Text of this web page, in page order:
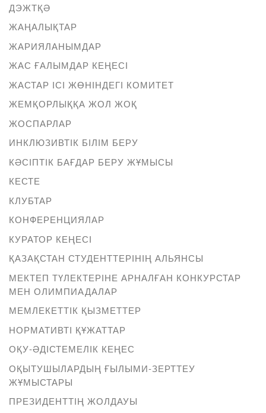
ДЭЖТҚӘ
ЖАҢАЛЫҚТАР
ЖАРИЯЛАНЫМДАР
ЖАС ҒАЛЫМДАР КЕҢЕСІ
ЖАСТАР ІСІ ЖӨНІНДЕГІ КОМИТЕТ
ЖЕМҚОРЛЫҚҚА ЖОЛ ЖОҚ
ЖОСПАРЛАР
ИНКЛЮЗИВТІК БІЛІМ БЕРУ
КӘСІПТІК БАҒДАР БЕРУ ЖҰМЫСЫ
КЕСТЕ
КЛУБТАР
КОНФЕРЕНЦИЯЛАР
КУРАТОР КЕҢЕСІ
ҚАЗАҚСТАН СТУДЕНТТЕРІНІҢ АЛЬЯНСЫ
МЕКТЕП ТҮЛЕКТЕРІНЕ АРНАЛҒАН КОНКУРСТАР
МЕН ОЛИМПИАДАЛАР
МЕМЛЕКЕТТІК ҚЫЗМЕТТЕР
НОРМАТИВТІ ҚҰЖАТТАР
ОҚУ-ӘДІСТЕМЕЛІК КЕҢЕС
ОҚЫТУШЫЛАРДЫҢ ҒЫЛЫМИ-ЗЕРТТЕУ
ЖҰМЫСТАРЫ
ПРЕЗИДЕНТТІҢ ЖОЛДАУЫ